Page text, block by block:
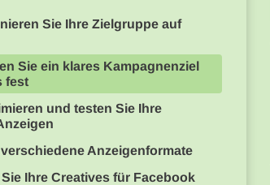
Sie Ihre Zielgruppe auf
Sie ein klares Kampagnenziel
fest
und testen Sie Ihre
Anzeigenformate
Ihre Creatives für Facebook